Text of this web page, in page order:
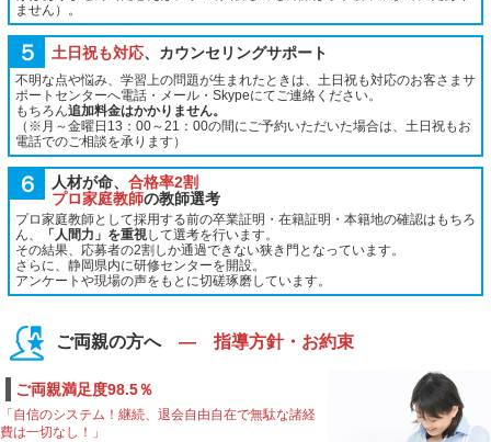
ません）。
５ 土日祝も対応、カウンセリングサポート
不明な点や悩み、学習上の問題が生まれたときは、土日祝も対応のお客さまサ
ポートセンターへ電話・メール・Skypeにてご連絡ください。
もちろん追加料金はかかりません。
（※月～金曜日13：00～21：00の間にご予約いただいた場合は、土日祝もお
電話でのご相談を承ります）
６ 人材が命、 合格率2割
プロ家庭教師の教師選考
プロ家庭教師として採用する前の卒業証明・在籍証明・本籍地の確認はもちろ
ん、
「人間力」を重視して選考を行います。
その結果、応募者の2割しか通過できない狭き門となっています。
さらに、静岡県内に研修センターを開設。
アンケートや現場の声をもとに切磋琢磨しています。
ご両親の方へ― 指導方針・お約束
ご両親満足度98.5％
「自信のシステム！継続、退会自由自在で無駄な諸経
費は一切なし！」